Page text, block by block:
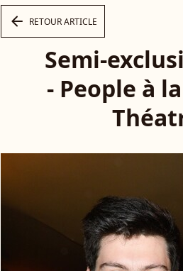
arrow_left RETOUR ARTICLE
Semi-
- People à